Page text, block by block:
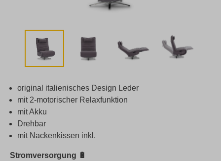
original italienisches Design Leder
mit 2-motorischer Relaxfunktion
mit Akku
Drehbar
mit Nackenkissen inkl.
Stromversorgung 🔋